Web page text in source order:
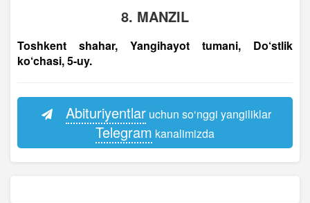
8. MANZIL
Toshkent shahar, Yangihayot tumani, Do‘stlik
ko‘chasi, 5-uy.
Abituriyentlaruchun so‘nggi yangiliklar
Telegram kanalimizda